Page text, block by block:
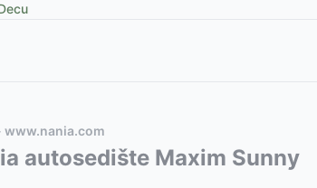
-12499RSD
crno 20040200000
www.nania.com
autosedište Maxim Sunny